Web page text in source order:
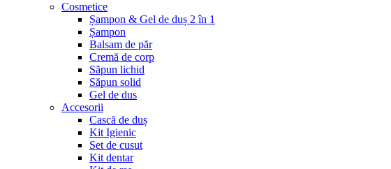
Cosmetice
Șampon & Gel de duș 2 în 1
Șampon
Balsam de păr
Cremă de corp
Săpun lichid
Săpun solid
Gel de dus
Accesorii
Cască de duș
Kit Igienic
Set de cusut
Kit dentar